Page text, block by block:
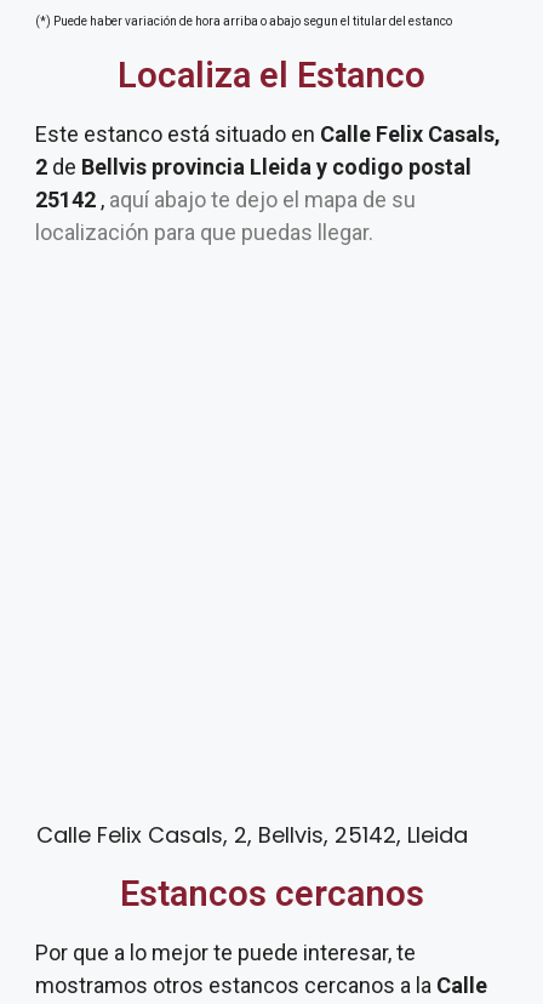
(*) Puede haber variación de hora arriba o abajo segun el titular del estanco
Localiza el Estanco
Este estanco está situado en Calle Felix Casals,
2 de Bellvis provincia Lleida y codigo postal
25142 , aquí abajo te dejo el mapa de su
localización para que puedas llegar.
Calle Felix Casals, 2, Bellvis, 25142, Lleida
Estancos cercanos
Por que a lo mejor te puede interesar, te
mostramos otros estancos cercanos a la Calle